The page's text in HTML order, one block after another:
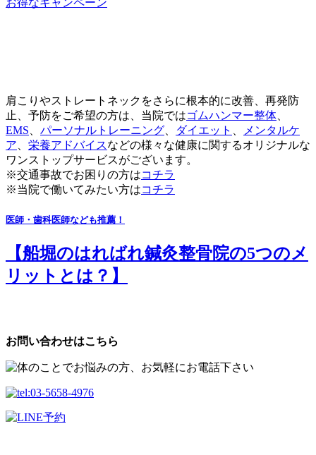
お得なキャンペーン
肩こりやストレートネックをさらに根本的に改善、再発防
止、予防をご希望の方は、当院ではゴムハンマー整体、
EMS、 パーソナルトレーニング、 ダイエット 、
メンタルケ
ア、 栄養アドバイスなどの様々な健康に関するオリジナルな
ワンストップサービスがございます。
※交通事故でお困りの方はコチラ
※当院で働いてみたい方はコチラ
医師・歯科医師なども推薦！
【船堀のはればれ鍼灸整骨院の5つのメ
リットとは？】
お問い合わせはこちら